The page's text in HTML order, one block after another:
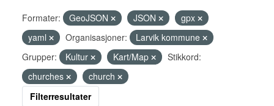
Formater: GeoJSON JSON
gpx
yaml
Organisasjoner:
Larvik kommune
Grupper:
Kultur Kart/Map
Stikkord:
churches
church
Filterresultater